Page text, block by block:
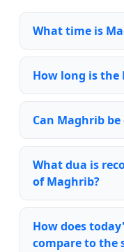
What time is
How long is
Can Maghrib
What dua is
of Maghrib?
How does
compare to the